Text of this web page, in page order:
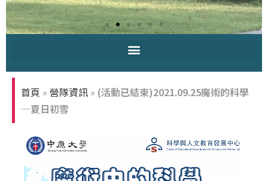
中原大學-你
知多少
首頁 » 營隊資訊 » (活動已結束)2021.09.25魔術的科學
─夏日初雪